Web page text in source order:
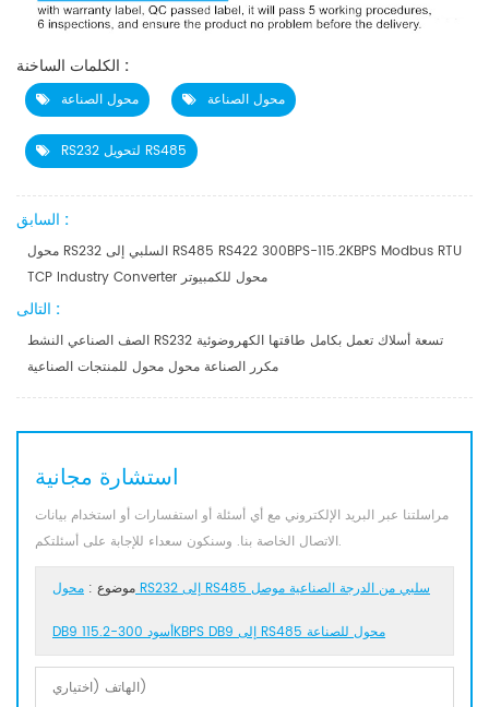
الكلمات الساخنة :
محول الصناعة محول الصناعة
RS232 لتحويل RS485
السابق :
محول RS232 السلبي إلى RS485 RS422 300BPS-115.2KBPS Modbus RTU
TCP Industry Converter محول للكمبيوتر
التالى :
الصف الصناعي النشط RS232 تسعة أسلاك تعمل بكامل طاقتها الكهروضوئية
مكرر الصناعة محول محول للمنتجات الصناعية
استشارة مجانية
مراسلتنا عبر البريد الإلكتروني مع أي أسئلة أو استفسارات أو استخدام بيانات
الاتصال الخاصة بنا. وسنكون سعداء للإجابة على أسئلتكم.
موضوع : محول RS232 إلى RS485 سلبي من الدرجة الصناعية موصل
DB9 أسود 300-115.2KBPS DB9 إلى RS485 محول للصناعة